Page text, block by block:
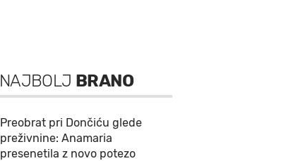
NAJBOLJ BRANO
Preobrat pri Dončiću glede
preživnine: Anamaria
presenetila z novo potezo